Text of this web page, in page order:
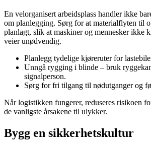
En velorganisert arbeidsplass handler ikke
om planlegging. Sørg for at materialflyten til
planlagt, slik at maskiner og mennesker ikke
veier unødvendig.
Planlegg tydelige kjøreruter for
Unngå rygging i blinde – bruk
signalperson.
Sørg for fri tilgang til nødutganger og
Når logistikken fungerer, reduseres risikoen
de vanligste årsakene til ulykker.
Bygg en sikkerhetskultur